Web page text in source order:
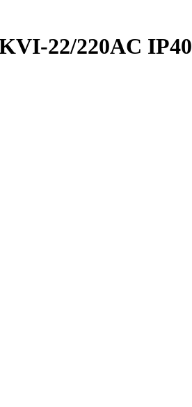
22/220AC IP40